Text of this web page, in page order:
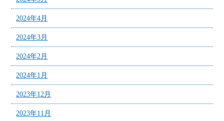
2024年4月
2024年3月
2024年2月
2024年1月
2023年12月
2023年11月